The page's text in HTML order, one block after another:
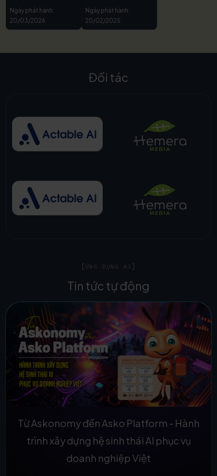
Ngày phát hành:
20/03/2026
Ngày phát hành:
20/02/2025
Đối tác
ỨNG DỤNG AI
Tin tức tự động
Từ Askonomy đến Asko Platform - Hành
trình xây dựng hệ sinh thái AI phục vụ
doanh nghiệp Việt